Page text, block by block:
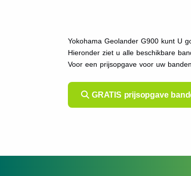
Yokohama Geolander G900 kunt U
Hieronder ziet u alle beschikbare
Voor een prijsopgave voor uw
GRATIS prijsopgave